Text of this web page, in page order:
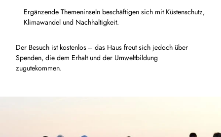
Ergänzende Themeninseln beschäftigen sich mit Küstenschutz,
Klimawandel und Nachhaltigkeit.
Der Besuch ist kostenlos – das Haus freut sich jedoch über
Spenden, die dem Erhalt und der Umweltbildung
zugutekommen.